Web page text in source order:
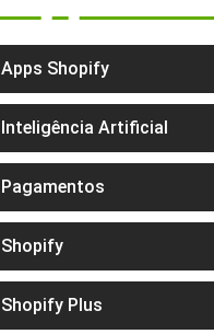
Apps Shopify
Inteligência Artificial
Pagamentos
Shopify
Shopify Plus